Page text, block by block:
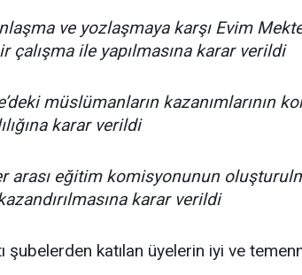
ve yozlaşmaya karşı Evim
çalışma ile yapılmasına karar verildi
müslümanların kazanımlarının
karar verildi
arası eğitim komisyonunun
karar verildi
şubelerden katılan üyelerin iyi ve